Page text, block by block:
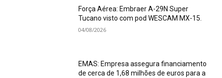
Força Aérea: Embraer A-29N Super
Tucano visto com pod WESCAM MX-15.
04/08/2026
EMAS: Empresa assegura financiamento
de cerca de 1,68 milhões de euros para a